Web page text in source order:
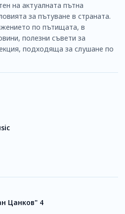
на актуалната пътна
за пътуване в страната.
по пътищата, в
полезни съвети за
подходяща за слушане по
Цанков" 4